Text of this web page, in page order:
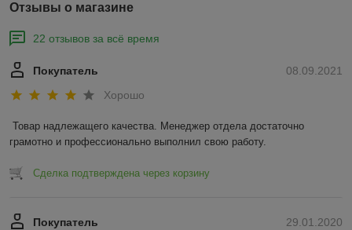
Отзывы о магазине
22 отзывов за всё время
08.09.2021
Покупатель
Хорошо
Товар надлежащего качества. Менеджер отдела достаточно
грамотно и профессионально выполнил свою работу.
Сделка подтверждена через корзину
29.01.2020
Покупатель